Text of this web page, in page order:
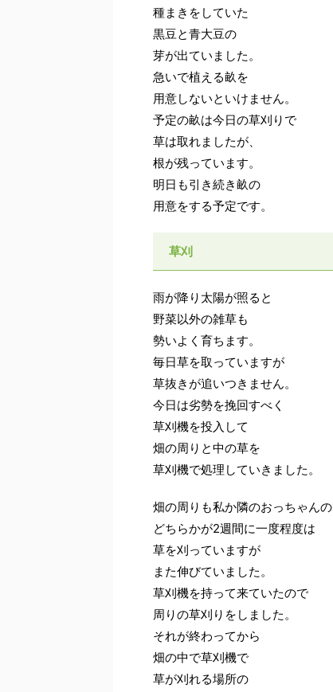
種まきをしていた
黒豆と青大豆の
芽が出ていました。
急いで植える畝を
用意しないといけません。
予定の畝は今日の草刈りで
草は取れましたが、
根が残っています。
明日も引き続き畝の
用意をする予定です。
草刈
雨が降り太陽が照ると
野菜以外の雑草も
勢いよく育ちます。
毎日草を取っていますが
草抜きが追いつきません。
今日は劣勢を挽回すべく
草刈機を投入して
畑の周りと中の草を
草刈機で処理していきました。
畑の周りも私か隣のおっちゃんの
どちらかが2週間に一度程度は
草を刈っていますが
また伸びていました。
草刈機を持って来ていたので
周りの草刈りをしました。
それが終わってから
畑の中で草刈機で
草が刈れる場所の